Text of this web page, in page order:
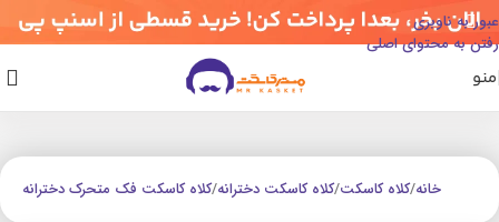
عبور به ناوبری
رفتن به محتوای اصلی
منو
خانه/کلاه کاسکت/کلاه کاسکت دخترانه/کلاه کاسکت فک متحرک دخترانه